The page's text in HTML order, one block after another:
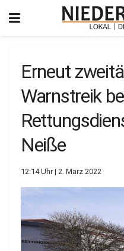
Erneut
Warnstreik
Neiße
12:14 Uhr | 2. März 2022